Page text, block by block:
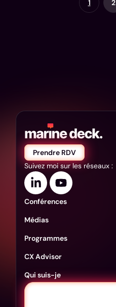
1 2
Prendre RDV
Suivez moi sur les réseaux :
Conférences
Médias
Programmes
CX Advisor
Qui suis-je